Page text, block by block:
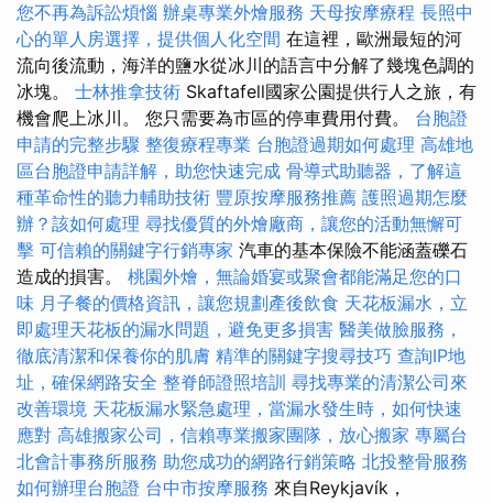
您不再為訴訟煩惱 辦桌專業外燴服務 天母按摩療程 長照中
心的單人房選擇，提供個人化空間 在這裡，歐洲最短的河
流向後流動，海洋的鹽水從冰川的語言中分解了幾塊色調的
冰塊。 士林推拿技術 Skaftafell國家公園提供行人之旅，有
機會爬上冰川。 您只需要為市區的停車費用付費。 台胞證
申請的完整步驟 整復療程專業 台胞證過期如何處理 高雄地
區台胞證申請詳解，助您快速完成 骨導式助聽器，了解這
種革命性的聽力輔助技術 豐原按摩服務推薦 護照過期怎麼
辦？該如何處理 尋找優質的外燴廠商，讓您的活動無懈可
擊 可信賴的關鍵字行銷專家 汽車的基本保險不能涵蓋礫石
造成的損害。 桃園外燴，無論婚宴或聚會都能滿足您的口
味 月子餐的價格資訊，讓您規劃產後飲食 天花板漏水，立
即處理天花板的漏水問題，避免更多損害 醫美做臉服務，
徹底清潔和保養你的肌膚 精準的關鍵字搜尋技巧 查詢IP地
址，確保網路安全 整脊師證照培訓 尋找專業的清潔公司來
改善環境 天花板漏水緊急處理，當漏水發生時，如何快速
應對 高雄搬家公司，信賴專業搬家團隊，放心搬家 專屬台
北會計事務所服務 助您成功的網路行銷策略 北投整骨服務
如何辦理台胞證 台中市按摩服務 來自Reykjavík，